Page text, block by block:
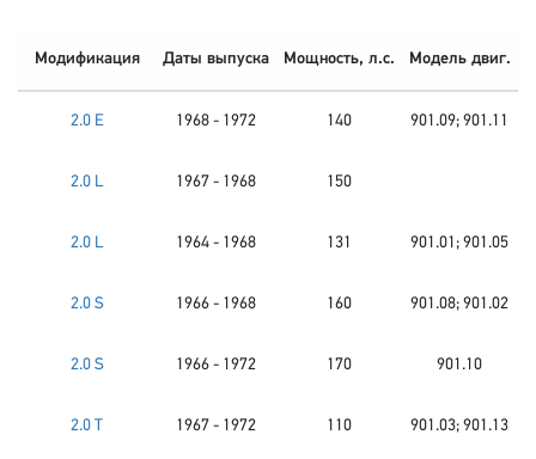
Модификация Даты выпуска Мощность, л.с. Модель двиг.
2.0 E 1968 - 1972 140 901.09; 901.11
2.0 L 1967 - 1968 150
2.0 L 1964 - 1968 131 901.01; 901.05
2.0 S 1966 - 1968 160 901.08; 901.02
2.0 S 1966 - 1972 170 901.10
2.0 T 1967 - 1972 110 901.03; 901.13